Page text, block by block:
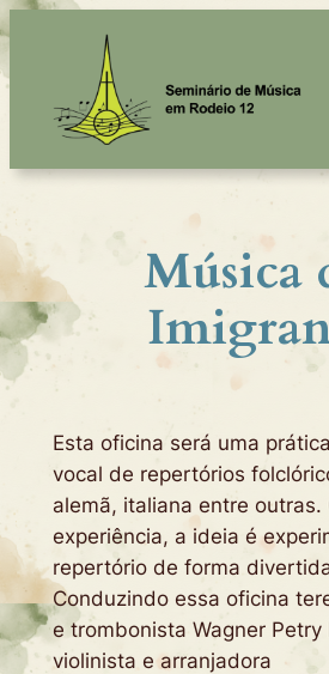
conteúdo
Música
Esta oficina será uma
vocal de repertórios
alemã, italiana entre outras.
experiência, a ideia é
repertório de forma
Conduzindo essa oficina
e trombonista Wagner Petry
violinista e arranjadora